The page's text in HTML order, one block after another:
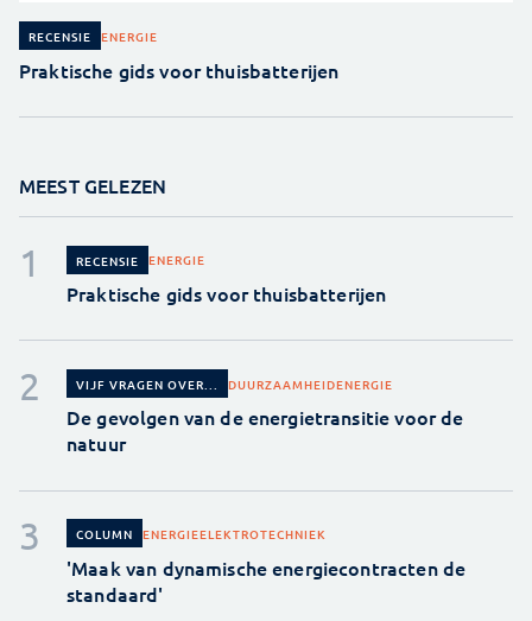
RECENSIE ENERGIE
Praktische gids voor thuisbatterijen
MEEST GELEZEN
RECENSIE ENERGIE
Praktische gids voor thuisbatterijen
VIJF VRAGEN OVER... DUURZAAMHEIDENERGIE
De gevolgen van de energietransitie voor de
natuur
COLUMN ENERGIEELEKTROTECHNIEK
'Maak van dynamische energiecontracten de
standaard'